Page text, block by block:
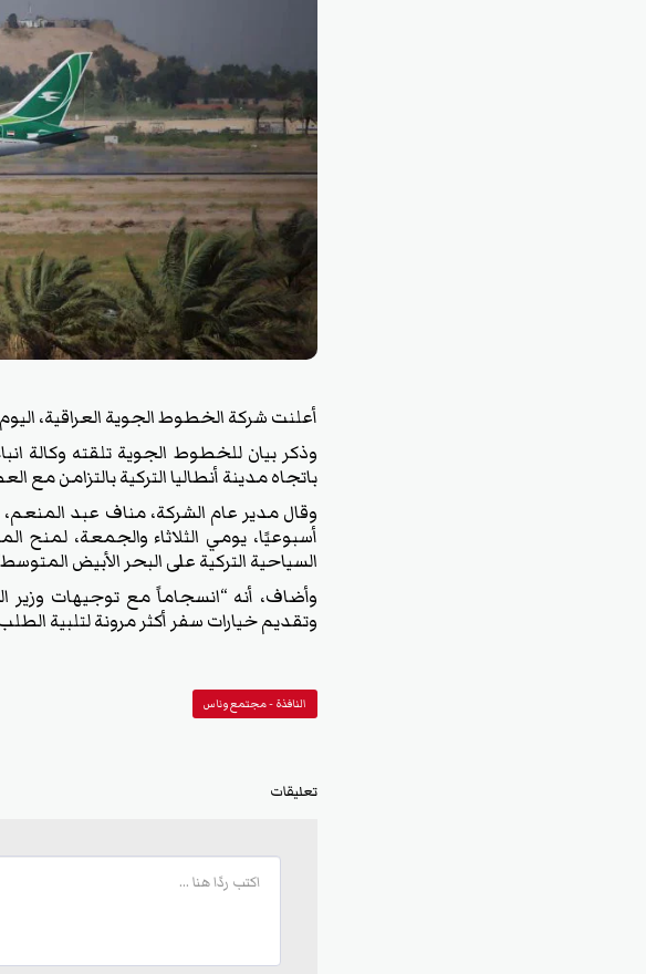
أعلنت شركة الخطوط الجوية العراقية، اليوم
وذكر بيان للخطوط الجوية تلقته وكالة
باتجاه مدينة أنطاليا التركية بالتزامن مع
وقال مدير عام الشركة، مناف عبد
أسبوعيًا، يومي الثلاثاء والجمعة،
السياحية التركية على البحر الأبيض
وأضاف، أنه “انسجاماً مع توجيهات
وتقديم خيارات سفر أكثر مرونة لتلبية
النافذة - مجتمع وناس
تعليقات